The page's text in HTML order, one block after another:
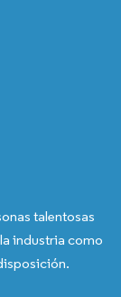
talentosas
industria como